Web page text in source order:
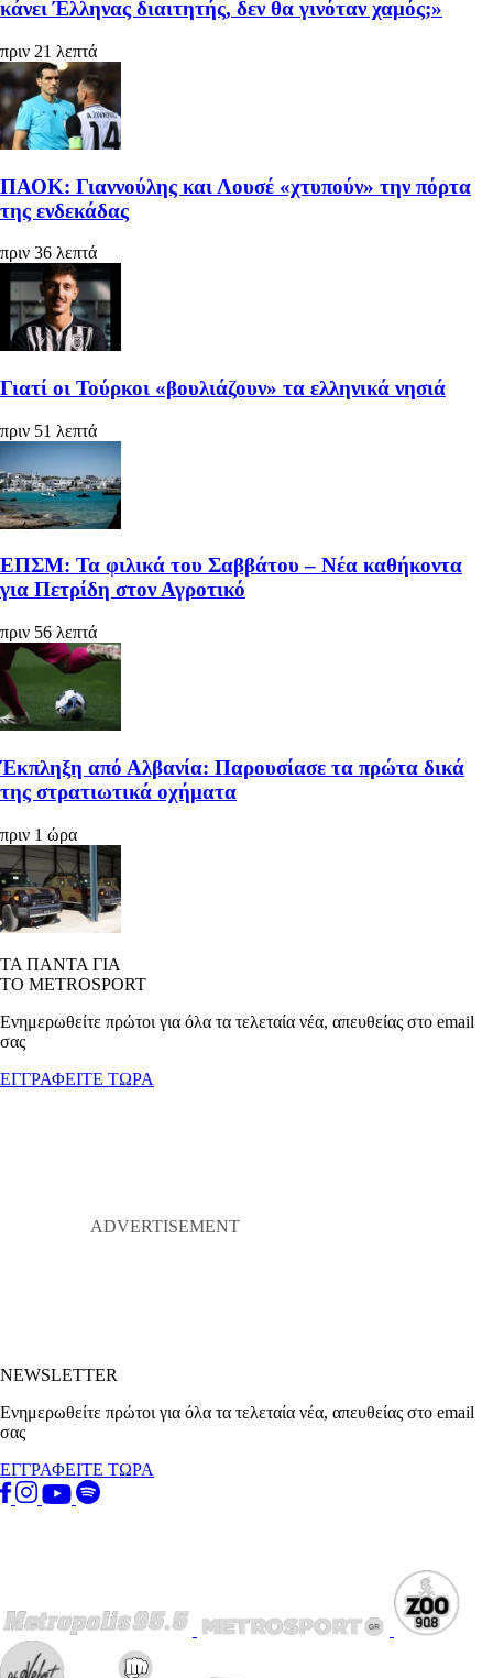
κάνει Έλληνας διαιτητής, δεν θα γινόταν χαμός;»
πριν 21 λεπτά
ΠΑΟΚ: Γιαννούλης και Λουσέ «χτυπούν» την πόρτα
της ενδεκάδας
πριν 36 λεπτά
Γιατί οι Τούρκοι «βουλιάζουν» τα ελληνικά νησιά
πριν 51 λεπτά
ΕΠΣΜ: Τα φιλικά του Σαββάτου – Νέα καθήκοντα
για Πετρίδη στον Αγροτικό
πριν 56 λεπτά
Έκπληξη από Αλβανία: Παρουσίασε τα πρώτα δικά
της στρατιωτικά οχήματα
πριν 1 ώρα
ΤΑ ΠΑΝΤΑ ΓΙΑ
ΤΟ METROSPORT
Ενημερωθείτε πρώτοι για όλα τα τελεταία νέα, απευθείας στο email
σας
ΕΓΓΡΑΦΕΙΤΕ ΤΩΡΑ
NEWSLETTER
Ενημερωθείτε πρώτοι για όλα τα τελεταία νέα, απευθείας στο email
σας
ΕΓΓΡΑΦΕΙΤΕ ΤΩΡΑ